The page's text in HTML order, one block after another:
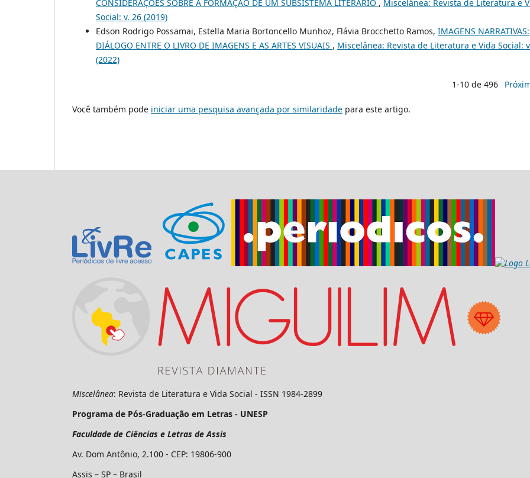
CONSIDERAÇÕES SOBRE A FORMAÇÃO DE UM SUBSISTEMA LITERÁRIO , Miscelânea: Revista de Literatura e
Social: v. 26 (2019)
Edson Rodrigo Possamai, Estella Maria Bortoncello Munhoz, Flávia Brocchetto Ramos, IMAGENS NARRATIVAS:
DIÁLOGO ENTRE O LIVRO DE IMAGENS E AS ARTES VISUAIS , Miscelânea: Revista de Literatura e Vida Social:
(2022)
1-10 de 496
Você também pode iniciar uma pesquisa avançada por similaridade para este artigo.
Miscelânea: Revista de Literatura e Vida Social - ISSN 1984-2899
Programa de Pós-Graduação em Letras - UNESP
Faculdade de Ciências e Letras de Assis
Av. Dom Antônio, 2.100 - CEP: 19806-900
Assis – SP – Brasil